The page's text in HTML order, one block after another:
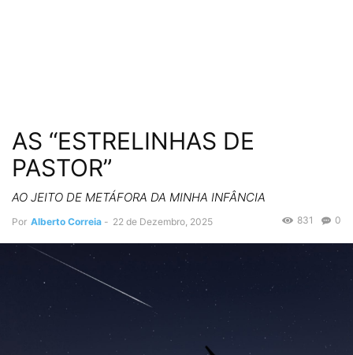
AS “ESTRELINHAS DE
PASTOR”
AO JEITO DE METÁFORA DA MINHA INFÂNCIA
Por Alberto Correia - 22 de Dezembro, 2025 0
831